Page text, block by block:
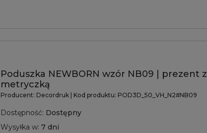
Poduszka NEWBORN wzór NB09 | prezent z
metryczką
Producent: Decordruk | Kod produktu: POD3D_50_VH_N2#NB09
Dostępność: Dostępny
Wysyłka w: 7 dni